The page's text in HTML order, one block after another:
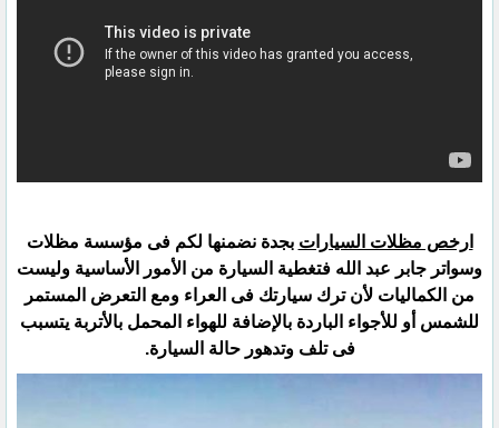
ارخص مظلات السيارات بجدة نضمنها لكم فى مؤسسة مظلات
وسواتر جابر عبد الله فتغطية السيارة من الأمور الأساسية ‏وليست
من الكماليات لأن ترك سيارتك فى العراء ومع التعرض المستمر
للشمس أو للأجواء الباردة بالإضافة للهواء ‏المحمل بالأتربة يتسبب
فى تلف وتدهور حالة السيارة.‏